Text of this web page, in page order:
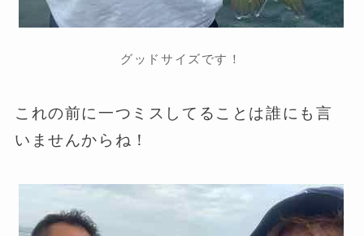
グッドサイズです！
これの前に一つミスしてることは誰にも言
いませんからね！